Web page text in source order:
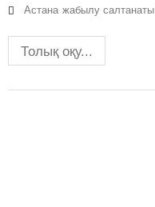
Астана жабылу салтанаты
Толық оқу...